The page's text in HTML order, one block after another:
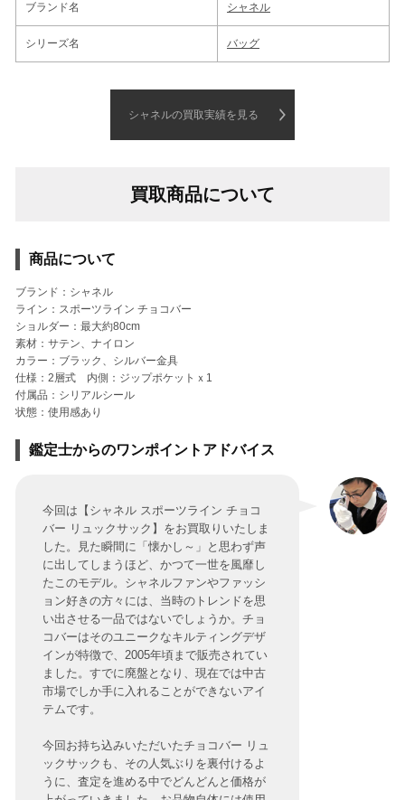
ブランド名 シャネル
シリーズ名 バッグ
シャネルの買取実績を見る
買取商品について
商品について
ブランド：シャネル
ライン：スポーツライン チョコバー
ショルダー：最大約80cm
素材：サテン、ナイロン
カラー：ブラック、シルバー金具
仕様：2層式 内側：ジップポケットｘ1
付属品：シリアルシール
状態：使用感あり
鑑定士からのワンポイントアドバイス
今回は【シャネル スポーツライン チョコ
バー リュックサック】をお買取りいたしま
した。見た瞬間に「懐かし～」と思わず声
に出してしまうほど、かつて一世を風靡し
たこのモデル。シャネルファンやファッシ
ョン好きの方々には、当時のトレンドを思
い出させる一品ではないでしょうか。チョ
コバーはそのユニークなキルティングデザ
インが特徴で、2005年頃まで販売されてい
ました。すでに廃盤となり、現在では中古
市場でしか手に入れることができないアイ
テムです。
今回お持ち込みいただいたチョコバー リュ
ックサックも、その人気ぶりを裏付けるよ
うに、査定を進める中でどんどんと価格が